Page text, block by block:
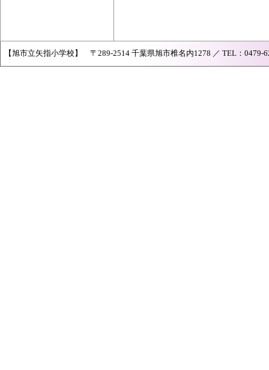
【旭市立矢指小学校】 〒289-2514 千葉県旭市椎名内1278 ／ TEL：0479-